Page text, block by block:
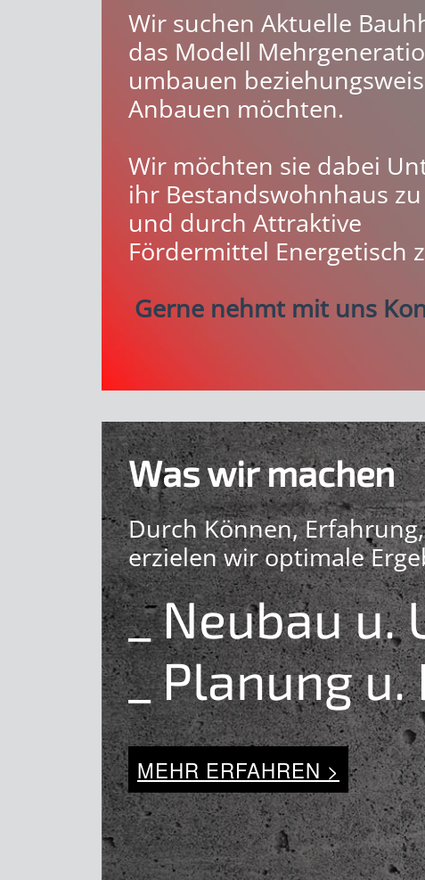
Wir suchen Aktuelle
das Modell
umbauen
Anbauen möchten.
Wir möchten sie dabei
ihr Bestandswohnhaus
und durch Attraktive
Fördermittel Energetisch
Gerne nehmt mit uns
Was wir machen
Durch Können,
erzielen wir optimale
_ Neubau u.
_ Planung
MEHR ERFAHREN >